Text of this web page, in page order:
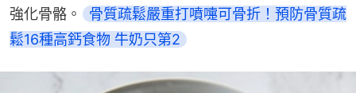
強化骨骼。
骨質疏鬆嚴重打噴嚏可骨折！預防骨質疏
鬆16種高鈣食物 牛奶只第2